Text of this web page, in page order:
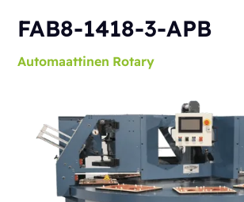
FAB8-1418-3-APB
Automaattinen Rotary